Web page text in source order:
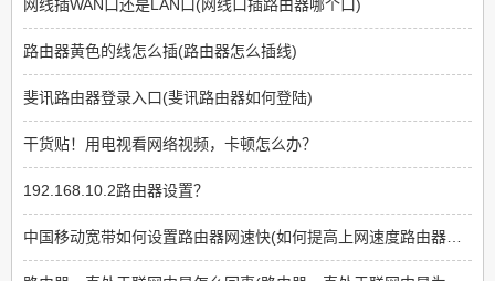
网线插WAN口还是LAN口(网线口插路由器哪个口)
路由器黄色的线怎么插(路由器怎么插线)
斐讯路由器登录入口(斐讯路由器如何登陆)
干货贴！用电视看网络视频，卡顿怎么办？
192.168.10.2路由器设置？